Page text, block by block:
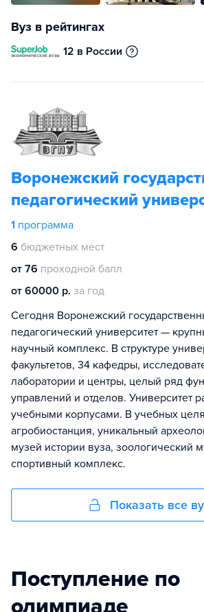
Вуз в рейтингах
12 в России
Воронежский
педагогический
1 программа
6 бюджетных мест
от 76 проходной балл
от 60000 р. за год
Сегодня Воронежский
педагогический университет —
научный комплекс. В структуре
факультетов, 34 кафедры,
лаборатории и центры, целый ряд
управлений и отделов. Университет
учебными корпусами. В учебных
агробиостанция, уникальный
музей истории вуза, зоологический
спортивный комплекс.
Показать все
Поступление по
олимпиаде